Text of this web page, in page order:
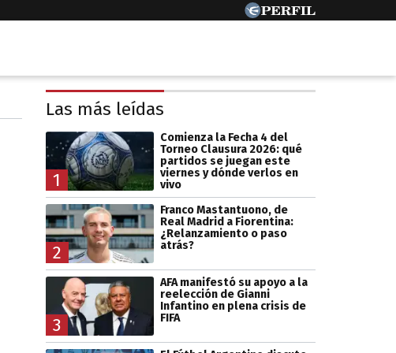
Las más leídas
1
Comienza la Fecha 4 del
Torneo Clausura 2026: qué
partidos se juegan este
viernes y dónde verlos en
vivo
2
Franco Mastantuono, de
Real Madrid a Fiorentina:
¿Relanzamiento o paso
atrás?
3
AFA manifestó su apoyo a la
reelección de Gianni
Infantino en plena crisis de
FIFA